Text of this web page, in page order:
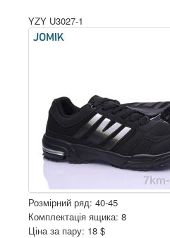
YZY U3027-1
Розмірний ряд: 40-45
Комплектація ящика: 8
Ціна за пару: 18 $